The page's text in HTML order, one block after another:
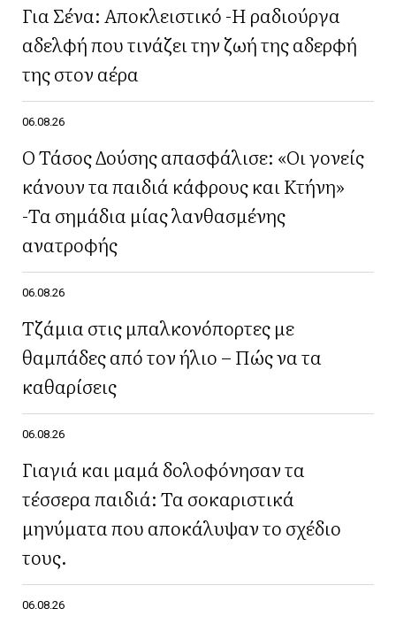
Για Σένα: Αποκλειστικό -Η ραδιούργα
αδελφή που τινάζει την ζωή της αδερφή
της στον αέρα
06.08.26
Ο Τάσος Δούσης απασφάλισε: «Οι γονείς
κάνουν τα παιδιά κάφρους και Κτήνη»
-Τα σημάδια μίας λανθασμένης
ανατροφής
06.08.26
Τζάμια στις μπαλκονόπορτες με
θαμπάδες από τον ήλιο – Πώς να τα
καθαρίσεις
06.08.26
Γιαγιά και μαμά δολοφόνησαν τα
τέσσερα παιδιά: Τα σοκαριστικά
μηνύματα που αποκάλυψαν το σχέδιο
τους.
06.08.26